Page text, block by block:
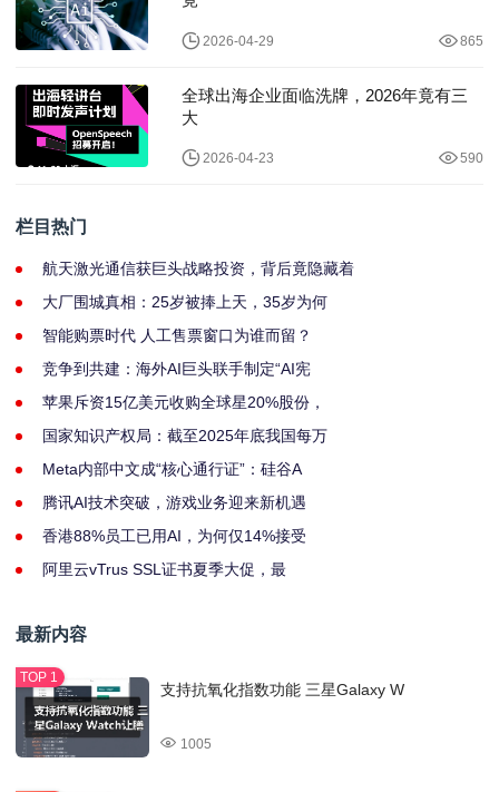
2026-04-29 865
全球出海企业面临洗牌，2026年竟有三
大
2026-04-23 590
栏目热门
航天激光通信获巨头战略投资，背后竟隐藏着
大厂围城真相：25岁被捧上天，35岁为何
智能购票时代 人工售票窗口为谁而留？
竞争到共建：海外AI巨头联手制定“AI宪
苹果斥资15亿美元收购全球星20%股份，
国家知识产权局：截至2025年底我国每万
Meta内部中文成“核心通行证”：硅谷A
腾讯AI技术突破，游戏业务迎来新机遇
香港88%员工已用AI，为何仅14%接受
阿里云vTrus SSL证书夏季大促，最
最新内容
支持抗氧化指数功能 三星Galaxy W
1005